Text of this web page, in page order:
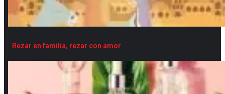
Rezar en familia, rezar con amor